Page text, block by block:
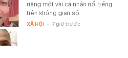
riêng một vài cá nhân nổi tiếng
trên không gian số.
XÃ HỘI - 7 giờ trước